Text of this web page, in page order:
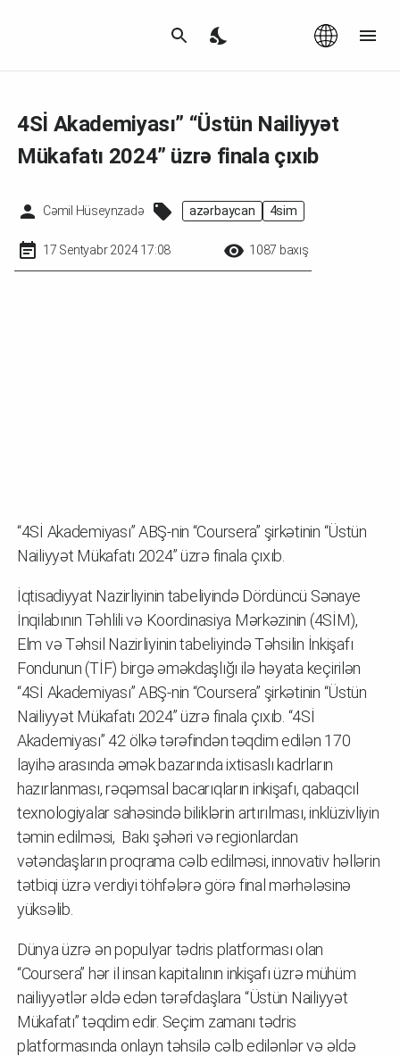
4Sİ Akademiyası” “Üstün Nailiyyət
Mükafatı 2024” üzrə finala çıxıb
Cəmil Hüseynzadə azərbaycan 4si̇m
17 Sentyabr 2024 17:08 1087 baxış
“4Sİ Akademiyası” ABŞ-nin “Coursera” şirkətinin “Üstün
Nailiyyət Mükafatı 2024” üzrə finala çıxıb.
İqtisadiyyat Nazirliyinin tabeliyində Dördüncü Sənaye
İnqilabının Təhlili və Koordinasiya Mərkəzinin (4SİM),
Elm və Təhsil Nazirliyinin tabeliyində Təhsilin İnkişafı
Fondunun (TİF) birgə əməkdaşlığı ilə həyata keçirilən
“4Sİ Akademiyası” ABŞ-nin “Coursera” şirkətinin “Üstün
Nailiyyət Mükafatı 2024” üzrə finala çıxıb. “4Sİ
Akademiyası” 42 ölkə tərəfindən təqdim edilən 170
layihə arasında əmək bazarında ixtisaslı kadrların
hazırlanması, rəqəmsal bacarıqların inkişafı, qabaqcıl
texnologiyalar sahəsində biliklərin artırılması, inklüzivliyin
təmin edilməsi, Bakı şəhəri və regionlardan
vətəndaşların proqrama cəlb edilməsi, innovativ həllərin
tətbiqi üzrə verdiyi töhfələrə görə final mərhələsinə
yüksəlib.
Dünya üzrə ən populyar tədris platforması olan
“Coursera” hər il insan kapitalının inkişafı üzrə mühüm
nailiyyətlər əldə edən tərəfdaşlara “Üstün Nailiyyət
Mükafatı” təqdim edir. Seçim zamanı tədris
platformasında onlayn təhsilə cəlb edilənlər və əldə